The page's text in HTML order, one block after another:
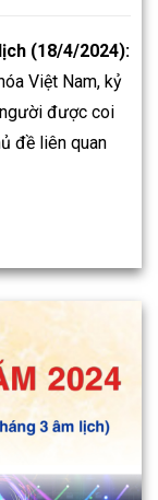
(18/4/2024):
Việt Nam, kỷ
được coi
đề liên quan